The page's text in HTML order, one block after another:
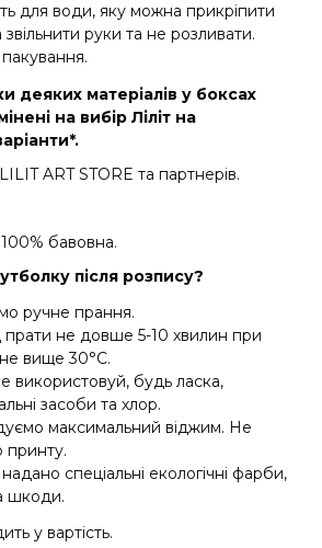
для води, яку можна прикріпити
звільнити руки та не розливати.
матеріалів у боксах
на вибір Ліліт на
ART STORE та партнерів.
бавовна.
після розпису?
ручне прання.
прати не довше 5-10 хвилин при
вище 30°C.
використовуй, будь ласка,
засоби та хлор.
максимальний віджим. Не
принту.
спеціальні екологічні фарби,
шкоди.
у вартість.